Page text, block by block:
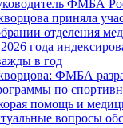
ФМБА
приняла
отделения
года
в год
ФМБА
по
помощь и
вопросы